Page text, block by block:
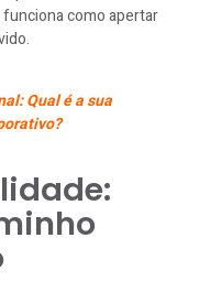
funciona como apertar
Qual é a sua